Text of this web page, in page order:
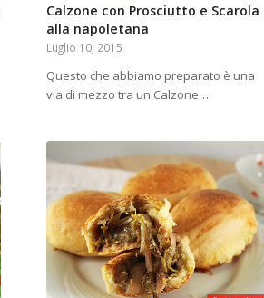
Calzone con Prosciutto e Scarola
alla napoletana
Luglio 10, 2015
Questo che abbiamo preparato è una
via di mezzo tra un Calzone…